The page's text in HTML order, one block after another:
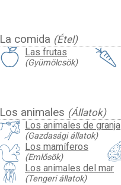
La comida (Étel)
Las frutas
(Gyümölcsök)
Los animales (Állatok)
Los animales de granja
(Gazdasági állatok)
Los mamíferos
(Emlősök)
Los animales del mar
(Tengeri állatok)